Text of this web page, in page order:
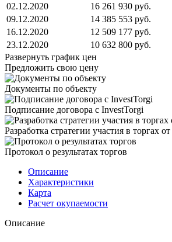
02.12.2020
16 261 930 руб.
09.12.2020
14 385 553 руб.
16.12.2020
12 509 177 руб.
23.12.2020
10 632 800 руб.
Развернуть график цен
Предложить свою цену
Документы по объекту
Подписание договора с InvestTorgi
Разработка стратегии участия в торгах
Протокол о результатах торгов
Описание
Характеристики
Карта
Расчет окупаемости
Описание